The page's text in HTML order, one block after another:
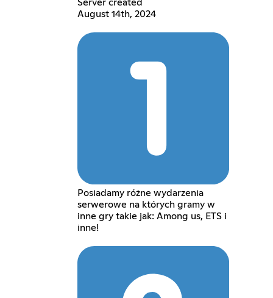
Server created
August 14th, 2024
Posiadamy różne wydarzenia
serwerowe na których gramy w
inne gry takie jak: Among us, ETS i
inne!